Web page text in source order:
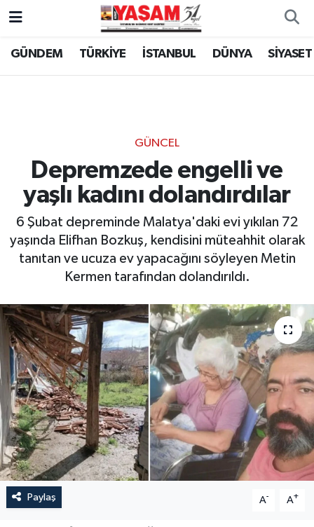
GÜNDEM TÜRKİYE İSTANBUL DÜNYA SİYASET
GÜNCEL
Depremzede engelli ve
yaşlı kadını dolandırdılar
6 Şubat depreminde Malatya'daki evi yıkılan 72
yaşında Elifhan Bozkuş, kendisini müteahhit olarak
tanıtan ve ucuza ev yapacağını söyleyen Metin
Kermen tarafından dolandırıldı.
Paylaş A- A+